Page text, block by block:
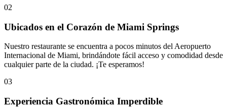
02
Ubicados en el Corazón de Miami Springs
Nuestro restaurante se encuentra a pocos minutos del Aeropuerto
Internacional de Miami, brindándote fácil acceso y comodidad desde
cualquier parte de la ciudad. ¡Te esperamos!
03
Experiencia Gastronómica Imperdible